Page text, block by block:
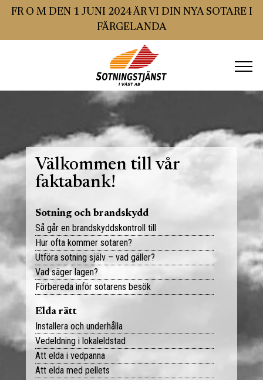
FR O M DEN 1 JUNI 2024 ÄR VI DIN NYA SOTARE I
FÄRGELANDA
Brandskyddskontroll
Ventilation
Villa och småhus
BRF och förvaltning
OVK
Läckagemätning
Radon
Tips och råd
Lediga jobb
Bokningsportalen
Kontakt
Välkommen till vår
faktabank!
Sotning och brandskydd
Så går en brandskyddskontroll till
Hur ofta kommer sotaren?
Utföra sotning själv – vad gäller?
Vad säger lagen?
Förbereda inför sotarens besök
Elda rätt
Installera och underhålla
Vedeldning i lokaleldstad
Att elda i vedpanna
Att elda med pellets